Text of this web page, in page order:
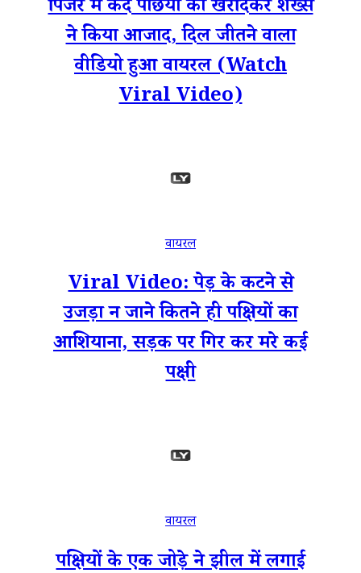
पिंजरे में कैद पंछियों को खरीदकर शख्स
ने किया आजाद, दिल जीतने वाला
वीडियो हुआ वायरल (Watch
Viral Video)
वायरल
Viral Video: पेड़ के कटने से
उजड़ा न जाने कितने ही पक्षियों का
आशियाना, सड़क पर गिर कर मरे कई
पक्षी
वायरल
पक्षियों के एक जोड़े ने झील में लगाई